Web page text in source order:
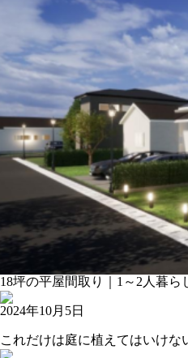
18坪の平屋間取り｜1～2人暮
2024年10月5日
これだけは庭に植えてはいけ